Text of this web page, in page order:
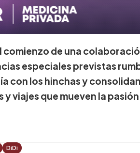
comienzo de una
especiales previstas
con los hinchas y
viajes que mueven la
DiDi